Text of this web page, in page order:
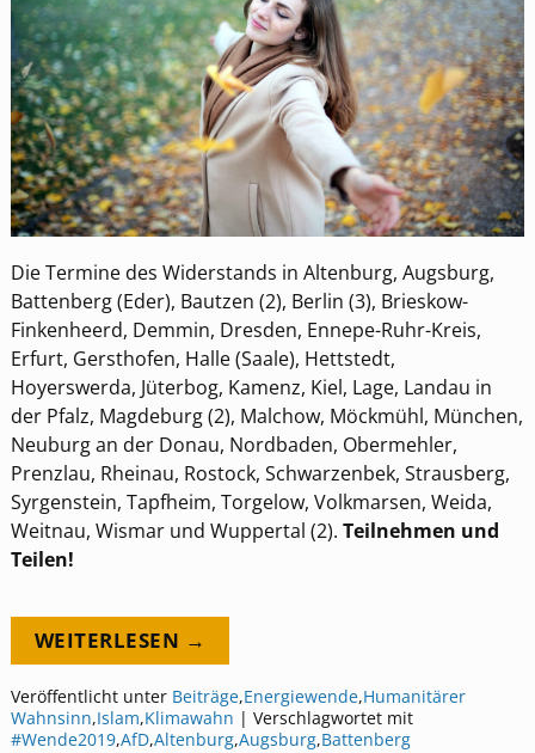
Die Termine des Widerstands in Altenburg, Augsburg,
Battenberg (Eder), Bautzen (2), Berlin (3), Brieskow-
Finkenheerd, Demmin, Dresden, Ennepe-Ruhr-Kreis,
Erfurt, Gersthofen, Halle (Saale), Hettstedt,
Hoyerswerda, Jüterbog, Kamenz, Kiel, Lage, Landau in
der Pfalz, Magdeburg (2), Malchow, Möckmühl, München,
Neuburg an der Donau, Nordbaden, Obermehler,
Prenzlau, Rheinau, Rostock, Schwarzenbek, Strausberg,
Syrgenstein, Tapfheim, Torgelow, Volkmarsen, Weida,
Weitnau, Wismar und Wuppertal (2). Teilnehmen und
Teilen!
WEITERLESEN →
Veröffentlicht unter Beiträge,Energiewende,Humanitärer
Wahnsinn,Islam,Klimawahn | Verschlagwortet mit
#Wende2019,AfD,Altenburg,Augsburg,Battenberg